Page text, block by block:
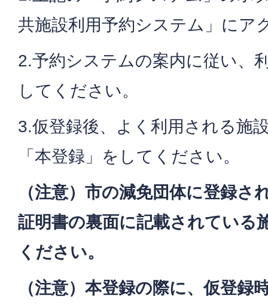
共施設利用予約システム」にア
2.予約システムの案内に従い、
してください。
3.仮登録後、よく利用される施
「本登録」をしてください。
（注意）市の減免団体に登録さ
証明書の裏面に記載されている
ください。
（注意）本登録の際に、仮登録